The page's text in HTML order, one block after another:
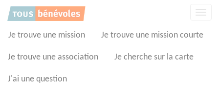
Je trouve une mission Je trouve une mission courte
Je trouve une association Je cherche sur la carte
J'ai une question
Panneau de gestion des cookies